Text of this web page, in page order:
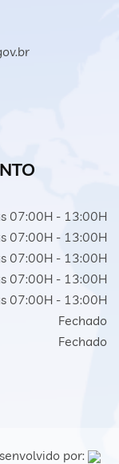
07:00H - 13:00H
07:00H - 13:00H
07:00H - 13:00H
07:00H - 13:00H
07:00H - 13:00H
Fechado
Fechado
por: